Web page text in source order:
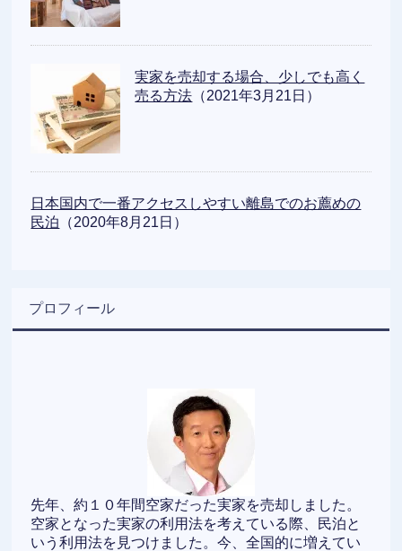
実家を売却する場合、少しでも高く
売る方法 （2021年3月21日）
日本国内で一番アクセスしやすい離島でのお薦めの
民泊 （2020年8月21日）
プロフィール
先年、約１０年間空家だった実家を売却しました。
空家となった実家の利用法を考えている際、民泊と
いう利用法を見つけました。今、全国的に増えてい